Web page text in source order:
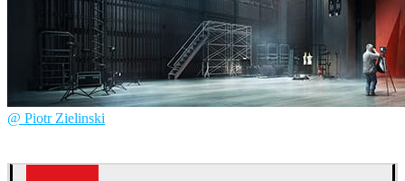
@ Piotr Zielinski